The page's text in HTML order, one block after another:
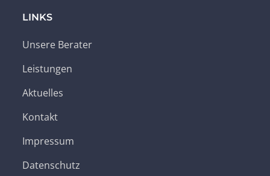
LINKS
Unsere Berater
Leistungen
Aktuelles
Kontakt
Impressum
Datenschutz